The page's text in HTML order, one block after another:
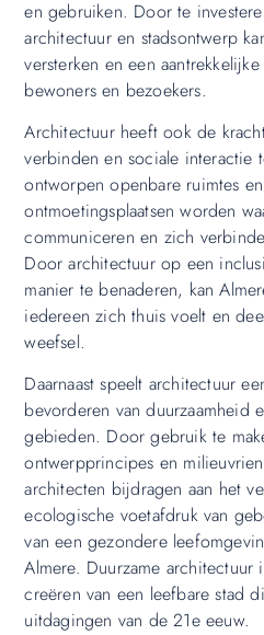
en gebruiken. Door te
architectuur en stadsontwerp
versterken en een
bewoners en bezoekers.
Architectuur heeft ook de
verbinden en sociale interactie
ontworpen openbare ruimtes
ontmoetingsplaatsen worden
communiceren en zich
Door architectuur op een
manier te benaderen, kan
iedereen zich thuis voelt en
weefsel.
Daarnaast speelt architectuur
bevorderen van duurzaamheid
gebieden. Door gebruik te
ontwerpprincipes en
architecten bijdragen aan het
ecologische voetafdruk van
van een gezondere
Almere. Duurzame architectuur
creëren van een leefbare stad
uitdagingen van de 21e eeuw.